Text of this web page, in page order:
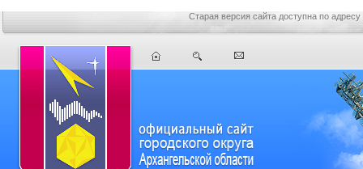
Старая версия сайта доступна по адресу